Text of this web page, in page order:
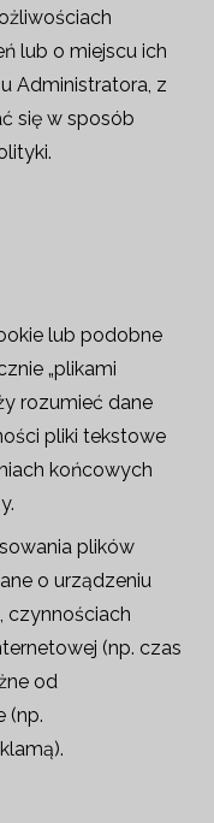
lub o miejscu ich
Administratora, z
się w sposób
lub podobne
„plikami
rozumieć dane
pliki tekstowe
końcowych
plików
o urządzeniu
czynnościach
(np. czas
od
(np.